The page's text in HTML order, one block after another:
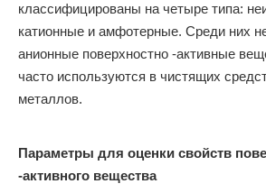
классифицированы на четыре типа:
катионные и амфотерные. Среди них
анионные поверхностно -активные
часто используются в чистящих
металлов.
Параметры для оценки свойств
-активного вещества